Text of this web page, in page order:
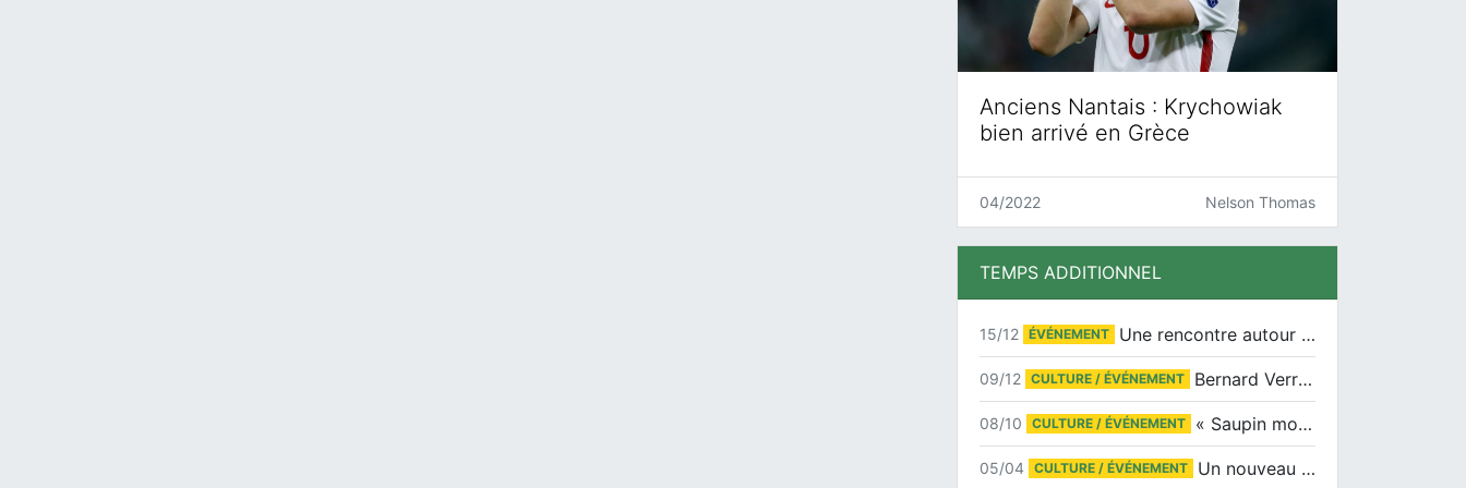
Anciens Nantais : Krychowiak
bien arrivé en Grèce
04/2022 Nelson Thomas
TEMPS ADDITIONNEL
15/12 ÉVÉNEMENT Une rencontre autour de Jean-Claude Suaudeau
09/12 CULTURE / ÉVÉNEMENT Bernard Verret en dédicaces le samedi 13 décembre à l’Espace Culturel Atlantis
08/10 CULTURE / ÉVÉNEMENT « Saupin mon amour » au salon du livre de Trentemoult
05/04 CULTURE / ÉVÉNEMENT Un nouveau tirage pour le Docu-BD